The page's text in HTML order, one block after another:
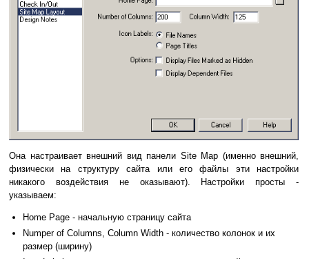
Она настраивает внешний вид панели Site Map (именно внешний,
физически на структуру сайта или его файлы эти настройки
никакого воздействия не оказывают). Настройки просты -
указываем:
Home Page - начальную страницу сайта
Numper of Columns, Column Width - количество колонок и их
размер (ширину)